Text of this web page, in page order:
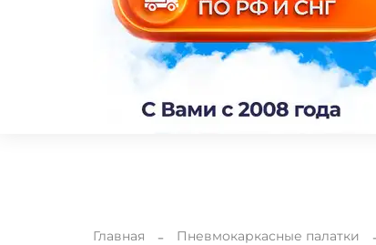
Главная Пневмокаркасные палатки